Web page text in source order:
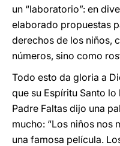
un “laboratorio”: en
elaborado propuestas
derechos de los niños,
números, sino como
Todo esto da gloria a
que su Espíritu Santo
Padre Faltas dijo una
mucho: “Los niños nos
una famosa película.